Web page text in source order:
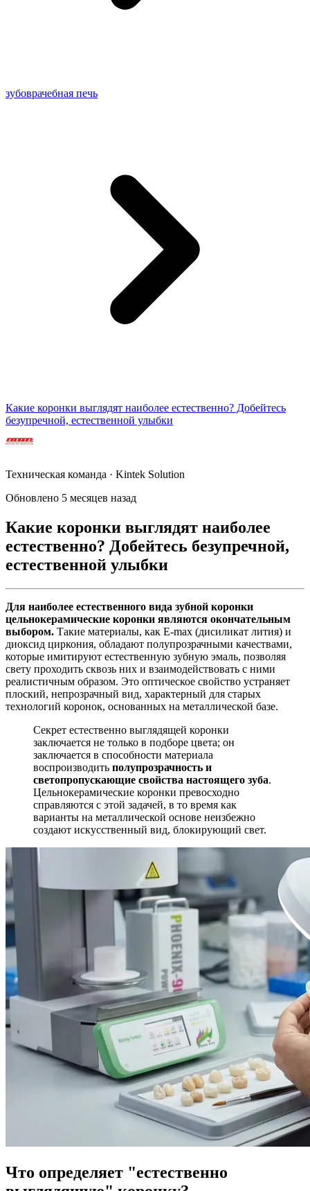
зубоврачебная печь
Какие коронки выглядят наиболее естественно? Добейтесь
безупречной, естественной улыбки
Техническая команда · Kintek Solution
Обновлено 5 месяцев назад
Какие коронки выглядят наиболее
естественно? Добейтесь безупречной,
естественной улыбки
Для наиболее естественного вида зубной коронки
цельнокерамические коронки являются окончательным
выбором. Такие материалы, как E-max (дисиликат лития) и
диоксид циркония, обладают полупрозрачными качествами,
которые имитируют естественную зубную эмаль, позволяя
свету проходить сквозь них и взаимодействовать с ними
реалистичным образом. Это оптическое свойство устраняет
плоский, непрозрачный вид, характерный для старых
технологий коронок, основанных на металлической базе.
Секрет естественно выглядящей коронки
заключается не только в подборе цвета; он
заключается в способности материала
воспроизводить полупрозрачность и
светопропускающие свойства настоящего зуба.
Цельнокерамические коронки превосходно
справляются с этой задачей, в то время как
варианты на металлической основе неизбежно
создают искусственный вид, блокирующий свет.
Что определяет "естественно